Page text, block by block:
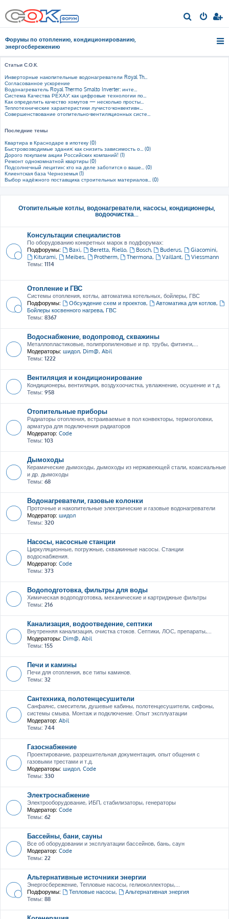
о
Форумы по отоплению, кондиционированию,
энергосбережению
Статьи С.О.К.
Инверторные накопительные водонагреватели Royal Th...
Согласованное ускорение
Водонагреватель Royal Thermo Smalto Inverter: инте...
Система Качества РЕХАУ: как цифровые технологии по...
Как определить качество хомутов — несколько просты...
Теплотехнические характеристики лучисто-конвективн...
Совершенствование отопительно-вентиляционных систе...
Последние темы
Квартира в Краснодаре в ипотеку (0)
Быстровозводимые здания: как снизить зависимость о... (0)
Дорого покупаем акции Российских компаний! (1)
Ремонт однокомнатной квартиры (0)
Подсолнечный лецитин: кто на деле заботится о ваше... (0)
Клиентская база Черноземья (1)
Выбор надёжного поставщика строительных материалов... (0)
Отопительные котлы, водонагреватели, насосы, кондиционеры,
водоочистка...
Консультации специалистов
По оборудованию конкретных марок в подфорумах:
Подфорумы:
Baxi, Beretta, Riello, Bosch, Buderus, Giacomini,
Kiturami, Meibes, Protherm, Thermona, Vaillant,
Viessmann
Темы: 1114
Отопление и ГВС
Системы отопления, котлы, автоматика котельных, бойлеры, ГВС
Подфорумы:
Обсуждение схем и проектов, Автоматика для котлов,
Бойлеры косвенного нагрева, ГВС
Темы: 8367
Водоснабжение, водопровод, скважины
Металлопластиковые, полипропиленовые и пр. трубы, фитинги,...
Модераторы: шидол, Dim@, Abil
Темы: 1222
Вентиляция и кондиционирование
Кондиционеры, вентиляция, воздухоочистка, увлажнение, осушение и т.д.
Темы: 958
Отопительные приборы
Радиаторы отопления, встраиваемые в пол конвекторы, термоголовки,
арматура для подключения радиаторов
Модератор: Code
Темы: 103
Дымоходы
Керамические дымоходы, дымоходы из нержавеющей стали, коаксиальные
и др. дымоходы
Темы: 68
Водонагреватели, газовые колонки
Проточные и накопительные электрические и газовые водонагреватели
Модератор: шидол
Темы: 320
Насосы, насосные станции
Циркуляционные, погружные, скважинные насосы. Станции
водоснабжения.
Модератор: Code
Темы: 373
Водоподготовка, фильтры для воды
Химическая водоподготовка, механические и картриджные фильтры
Темы: 216
Канализация, водоотведение, септики
Внутренняя канализация, очистка стоков. Септики, ЛОС, препараты,...
Модераторы: Dim@, Abil
Темы: 155
Печи и камины
Печи для отопления, все типы каминов.
Темы: 32
Сантехника, полотенцесушители
Санфаянс, смесители, душевые кабины, полотенцесушители, сифоны,
системы смыва. Монтаж и подключение. Опыт эксплуатации
Модератор: Abil
Темы: 744
Газоснабжение
Проектирование, разрешительная документация, опыт общения с
газовыми трестами и т.д.
Модераторы: шидол, Code
Темы: 330
Электроснабжение
Электрооборудование, ИБП, стабилизаторы, генераторы
Модератор: Code
Темы: 62
Бассейны, бани, сауны
Все об оборудовании и эксплуатации бассейнов, бань, саун
Модератор: Code
Темы: 22
Альтернативные источники энергии
Энергосбережение, Тепловые насосы, гелиоколлекторы,...
Подфорумы:
Тепловые насосы,
Альтернативная энергия
Темы: 88